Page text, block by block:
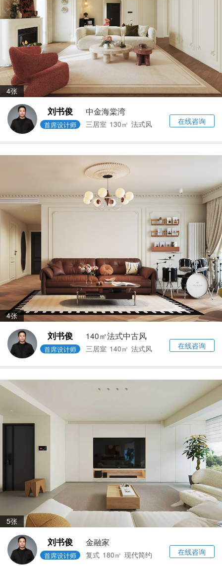
4张
刘书俊
首席设计师
中金海棠湾
三居室 130㎡ 法式风 在线咨询
4张
刘书俊
首席设计师
140㎡法式中古风
三居室 140㎡ 法式风 在线咨询
5张
刘书俊
首席设计师
金融家
复式 180㎡ 现代简约 在线咨询